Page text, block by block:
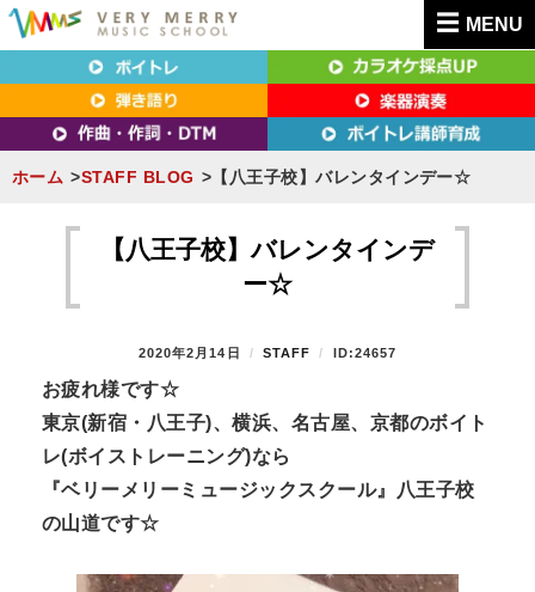
MENU
東京（新宿・八王子）・横浜・名古屋・京都で
「本気」になれるボイトレ教室｜VERY MERRY
MUSIC SCHOOL（ベリーメリー）
東京（新宿・八王子）・横浜・名古屋・京都で「本気」になれるボイトレ教室｜
VERY MERRY MUSIC SCHOOL（ベリーメリー）
ホーム STAFF BLOG 【八王子校】バレンタインデー☆
【八王子校】バレンタインデ
ー☆
P
S
T
O
2020年2月14日
B
STAFF ID:24657
お疲れ様です☆
東京(新宿・八王子)、横浜、名古屋、京都のボイト
レ(ボイストレーニング)なら
『ベリーメリーミュージックスクール』八王子校
の山道です☆